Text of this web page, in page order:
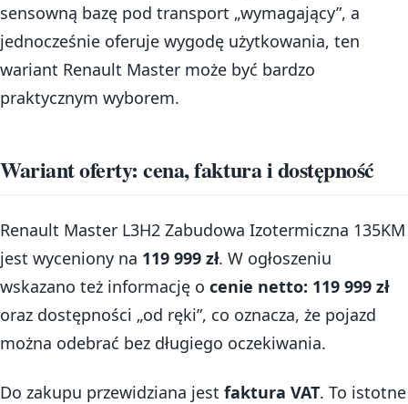
sensowną bazę pod transport „wymagający”, a
jednocześnie oferuje wygodę użytkowania, ten
wariant Renault Master może być bardzo
praktycznym wyborem.
Wariant oferty: cena, faktura i dostępność
Renault Master L3H2 Zabudowa Izotermiczna 135KM
jest wyceniony na 119 999 zł. W ogłoszeniu
wskazano też informację o cenie netto: 119 999 zł
oraz dostępności „od ręki”, co oznacza, że pojazd
można odebrać bez długiego oczekiwania.
Do zakupu przewidziana jest faktura VAT. To istotne